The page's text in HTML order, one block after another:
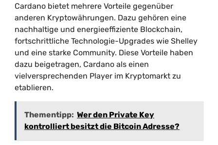
Cardano bietet mehrere Vorteile gegenüber
anderen Kryptowährungen. Dazu gehören eine
nachhaltige und energieeffiziente Blockchain,
fortschrittliche Technologie-Upgrades wie Shelley
und eine starke Community. Diese Vorteile haben
dazu beigetragen, Cardano als einen
vielversprechenden Player im Kryptomarkt zu
etablieren.
Thementipp: Wer den Private Key
kontrolliert besitzt die Bitcoin Adresse?